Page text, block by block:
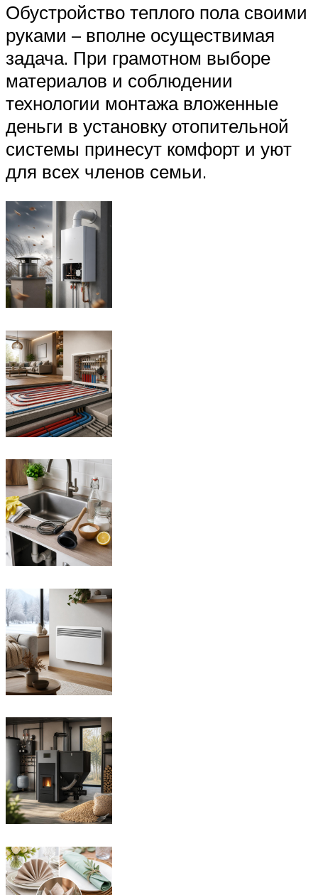
Обустройство теплого пола своими
руками – вполне осуществимая
задача. При грамотном выборе
материалов и соблюдении
технологии монтажа вложенные
деньги в установку отопительной
системы принесут комфорт и уют
для всех членов семьи.